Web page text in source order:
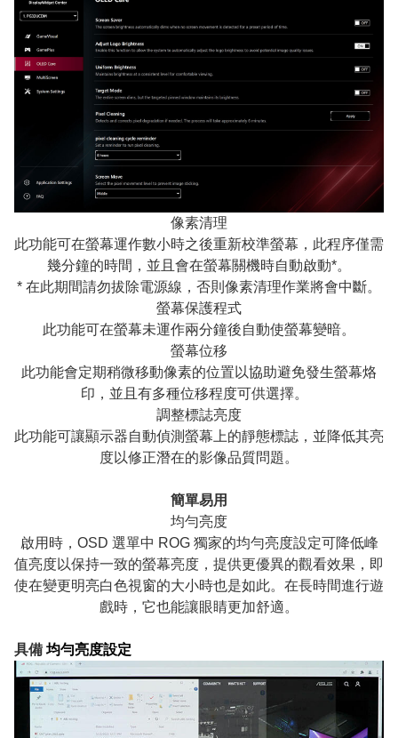
像素清理
此功能可在螢幕運作數小時之後重新校準螢幕，此程序僅需
幾分鐘的時間，並且會在螢幕關機時自動啟動*。
* 在此期間請勿拔除電源線，否則像素清理作業將會中斷。
螢幕保護程式
此功能可在螢幕未運作兩分鐘後自動使螢幕變暗。
螢幕位移
此功能會定期稍微移動像素的位置以協助避免發生螢幕烙
印，並且有多種位移程度可供選擇。
調整標誌亮度
此功能可讓顯示器自動偵測螢幕上的靜態標誌，並降低其亮
度以修正潛在的影像品質問題。
簡單易用
均勻亮度
啟用時，OSD 選單中 ROG 獨家的均勻亮度設定可降低峰
值亮度以保持一致的螢幕亮度，提供更優異的觀看效果，即
使在變更明亮白色視窗的大小時也是如此。在長時間進行遊
戲時，它也能讓眼睛更加舒適。
具備 均勻亮度設定